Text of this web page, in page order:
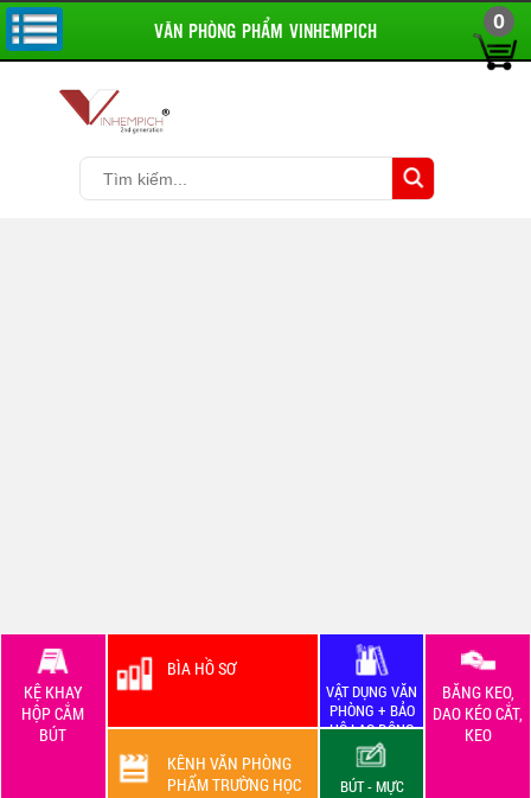
VĂN PHÒNG PHẨM VINHEMPICH
KỆ KHAY
HỘP CẮM
BÚT
BÌA HỒ SƠ
VẬT DỤNG VĂN
PHÒNG + BẢO
HỘ LAO ĐỘNG
BĂNG KEO,
DAO KÉO CẮT,
KEO
KÊNH VĂN PHÒNG
PHẨM TRƯỜNG HỌC
BÚT - MỰC
0